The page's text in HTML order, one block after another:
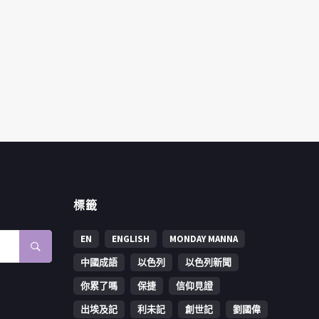
標籤
EN ENGLISH
MONDAY MANNA
中國成語
以色列
以色列新聞
你累了嗎
保捷
信仰見證
出埃及記
利未記 創世記 劉國偉